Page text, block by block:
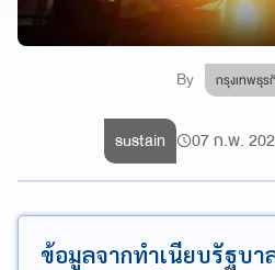
By กรุงเทพธุร
sustain 07 ก.พ.
ข้อมูลจากทำเนียบรัฐบา